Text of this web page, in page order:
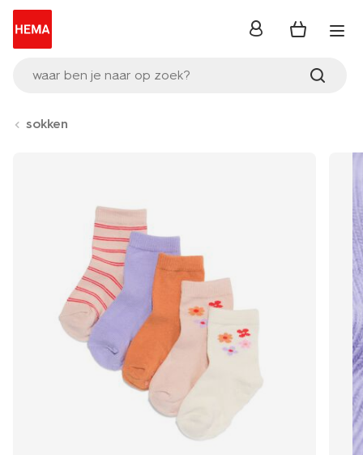
waar ben je naar op zoek?
inloggen
sokken